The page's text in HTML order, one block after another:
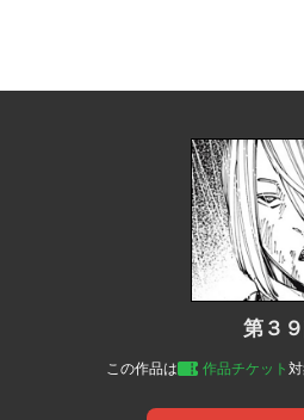
第３
この作品は 作品チケット